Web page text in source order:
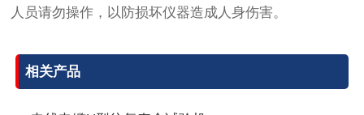
人员请勿操作，以防损坏仪器造成人身伤害。
相关产品